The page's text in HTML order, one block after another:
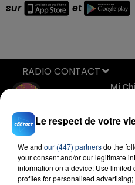
sur
et
Mi
DJ GOJA &
Le respect de votre
We and our (447) partnersdo the
your consent and/or our legitimate
information on a device; Use
profiles for personalised